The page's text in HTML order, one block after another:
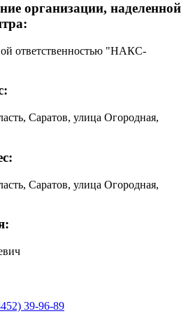
организации, наделенной
ответственностью "НАКС-
Саратов, улица Огородная,
Саратов, улица Огородная,
39-96-89